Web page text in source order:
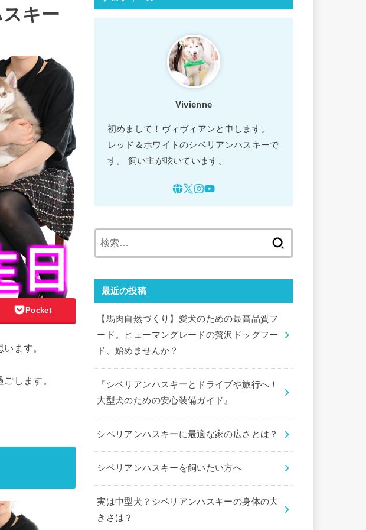
キー
Pocket
ます。
します。
Vivienne
初めまして！ヴィヴィアンと申します。
レッド＆ホワイトのシベリアンハスキーで
す。 飼い主が呟いています。
最近の投稿
【馬肉自然づくり】愛犬のための最高品質フ
ード。ヒューマングレードの贅沢ドッグフー
ド、始めませんか？
『シベリアンハスキーとドライブや旅行へ！
大型犬のための安心装備ガイド』
シベリアンハスキーに最適な家の広さとは？
シベリアンハスキーを飼いたい方へ
実は中型犬？シベリアンハスキーの身体の大
きさは？